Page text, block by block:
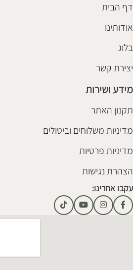
דף הבית
אודותינו
בלוג
יצירת קשר
מידע ושירות
תקנון האתר
מדיניות משלוחים וביטולים
מדיניות פרטיות
הצהרת נגישות
עקבו אחרינו: